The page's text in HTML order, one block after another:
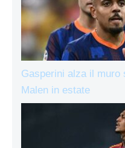
Gasperini alza il
Malen in estate